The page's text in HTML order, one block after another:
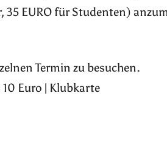
35 EURO für Studenten)
Termin zu besuchen.
Euro | Klubkarte